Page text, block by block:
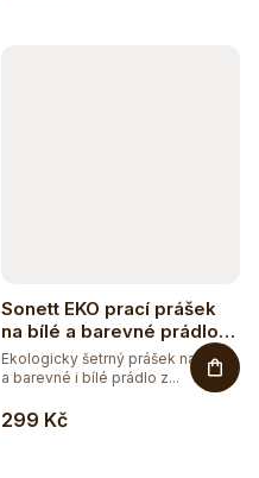
Sonett EKO prací prášek
na bílé a barevné prádlo
1,2 kg
299 Kč
Ekologicky šetrný prášek na praní
a barevné i bílé prádlo z...